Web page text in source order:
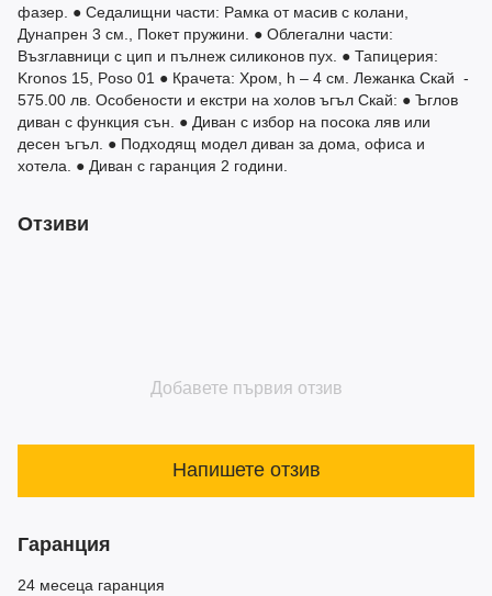
фазер. ● Седалищни части: Рамка от масив с колани,
Дунапрен 3 см., Покет пружини. ● Облегални части:
Възглавници с цип и пълнеж силиконов пух. ● Тапицерия:
Kronos 15, Poso 01 ● Крачета: Хром, h – 4 см. Лежанка Скай -
575.00 лв. Особености и екстри на холов ъгъл Скай: ● Ъглов
диван с функция сън. ● Диван с избор на посока ляв или
десен ъгъл. ● Подходящ модел диван за дома, офиса и
хотела. ● Диван с гаранция 2 години.
Отзиви
Добавете първия отзив
Напишете отзив
Гаранция
24 месеца гаранция